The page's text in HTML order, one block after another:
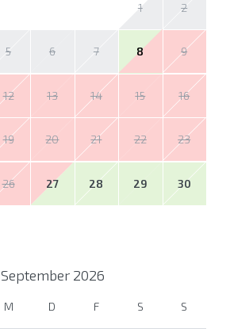
1 2
5 6 7 8 9
12 13 14 15 16
19 20 21 22 23
26 27 28 29 30
September 2026
M D F S S